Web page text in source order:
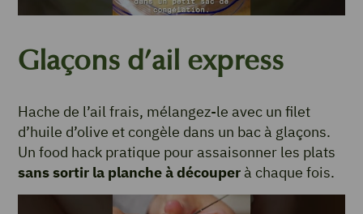
Glaçons d’ail express
Hache de l’ail frais, mélangez-le avec un filet
d’huile d’olive et congèle dans un bac à glaçons.
Un food hack pratique pour assaisonner les plats
sans sortir la planche à découper à chaque fois.